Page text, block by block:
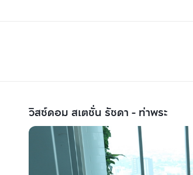
วิสซ์ดอม สเตชั่น รัชดา - ท่าพระ